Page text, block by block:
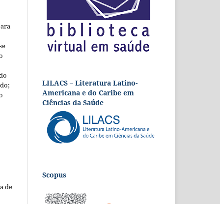
de
LILACS – Literatura Latino-
Americana e do Caribe em
Ciências da Saúde
Scopus